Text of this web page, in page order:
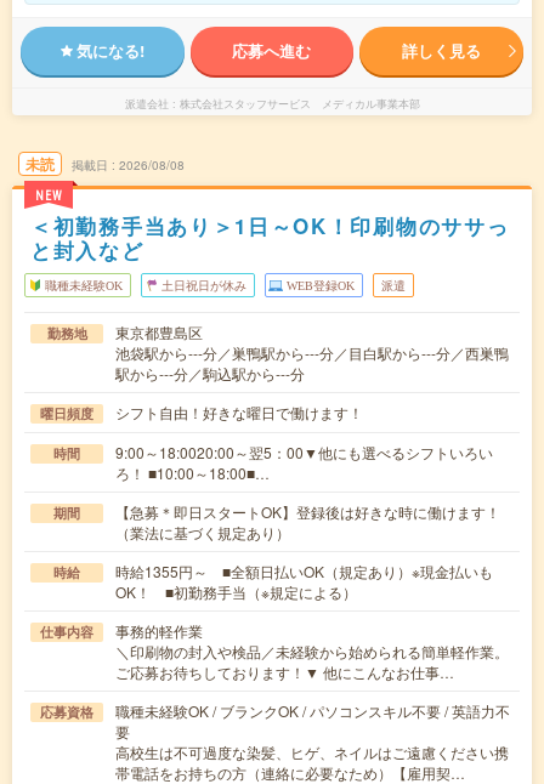
気になる! 応募へ進む 詳しく見る
派遣会社 株式会社スタッフサービス メディカル事業本部
未読
NEW
掲載日 2026/08/08
＜初勤務手当あり＞1日～OK！印刷物のササっ
と封入など
職種未経験OK 土日祝日が休み WEB登録OK 派遣
勤務地
東京都豊島区
池袋駅から---分／巣鴨駅から---分／目白駅から---分／西巣鴨
駅から---分／駒込駅から---分
曜日頻度 シフト自由！好きな曜日で働けます！
時間
9:00～18:0020:00～翌5：00▼他にも選べるシフトいろい
ろ！ ■10:00～18:00■…
期間
【急募＊即日スタートOK】登録後は好きな時に働けます！
（業法に基づく規定あり）
時給
時給1355円～ ■全額日払いOK（規定あり）※現金払いも
OK！ ■初勤務手当（※規定による）
仕事内容
事務的軽作業
＼印刷物の封入や検品／未経験から始められる簡単軽作業。
ご応募お待ちしております！▼ 他にこんなお仕事…
応募資格
職種未経験OK / ブランクOK / パソコンスキル不要 / 英語力不
要
高校生は不可過度な染髪、ヒゲ、ネイルはご遠慮ください携
帯電話をお持ちの方（連絡に必要なため）【雇用契…